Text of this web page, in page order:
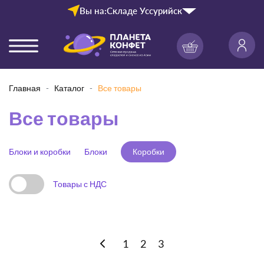
Вы на:Складе Уссурийск
Главная Каталог Все товары
Все товары
Блоки и коробки Блоки Коробки
Товары с НДС
1 2 3